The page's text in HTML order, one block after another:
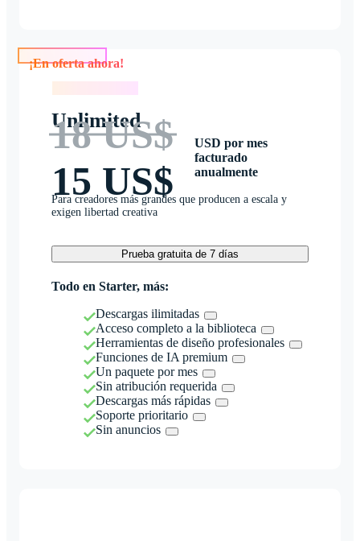
Unlimited
18 US$
15 US$
USD por mes
facturado
anualmente
Para creadores más grandes que producen a escala y
exigen libertad creativa
Prueba gratuita de 7 días
Todo en Starter, más:
Descargas ilimitadas
Acceso completo a la biblioteca
Herramientas de diseño profesionales
Funciones de IA premium
Un paquete por mes
Sin atribución requerida
Descargas más rápidas
Soporte prioritario
Sin anuncios